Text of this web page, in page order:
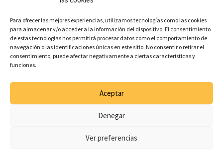
Para ofrecer las mejores experiencias, utilizamos tecnologías como las cookies
para almacenar y/o acceder a la información del dispositivo. El consentimiento
de estas tecnologías nos permitirá procesar datos como el comportamiento de
navegación o las identificaciones únicas en este sitio. No consentir o retirar el
consentimiento, puede afectar negativamente a ciertas características y
funciones.
Aceptar
Denegar
Ver preferencias
APARTADO LEGAL